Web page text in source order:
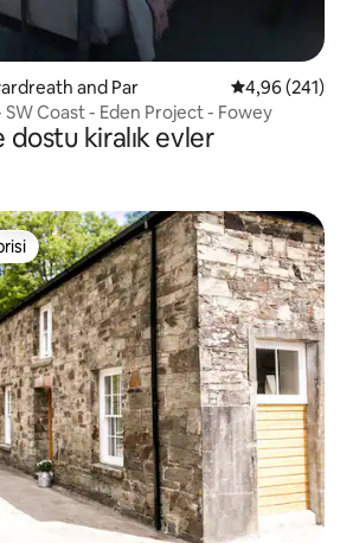
and Par 5 üzerinden
4,96 (241)
Coast - Eden Project - Fowey
dostu kiralık evler
en beğenilenler arasında